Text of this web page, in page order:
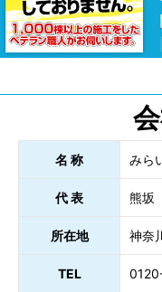
名 称 みら
代 表 熊坂
所在地 神奈
TEL